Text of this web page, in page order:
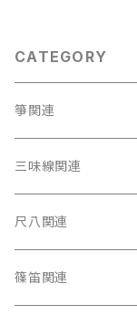
CATEGORY
箏関連
箏（本体）
箏カバー
箏袋
三味線関連
三味線（本体）
三味線ケース
尺八関連
尺八（本体）
篠笛関連